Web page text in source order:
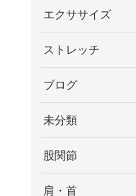
エクササイズ
ストレッチ
ブログ
未分類
股関節
肩・首